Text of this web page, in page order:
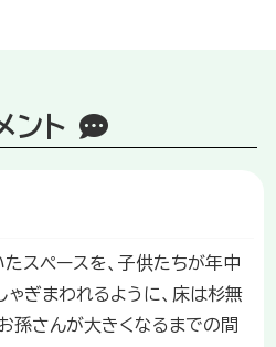
ント
スペースを、子供たちが年中
ぎまわれるように、床は杉無
孫さんが大きくなるまでの間